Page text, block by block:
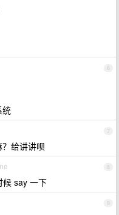
6
统
7
给讲讲呗
8
候 say 一下
9